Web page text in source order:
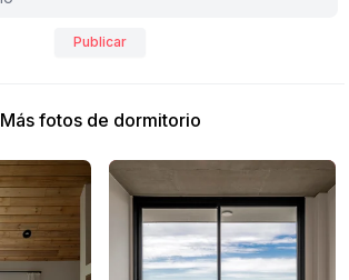
Publicar
Más fotos de dormitorio